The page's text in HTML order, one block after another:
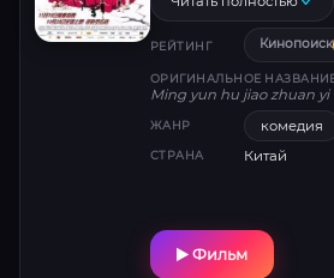
заплатить цену за
РЕЙТИНГ Кинопоиск
ОРИГИНАЛЬНОЕ
Ming yun hu jiao zhuan yi
ЖАНР комедия
СТРАНА Китай
Фильм